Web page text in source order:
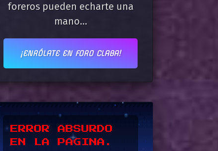
foreros pueden echarte una
mano...
¡ENRÓLATE EN FORO CLABA!
*UPSSS*